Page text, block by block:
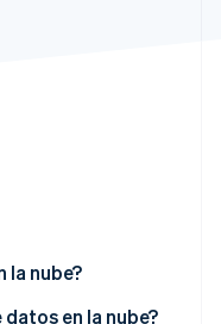
la nube?
en la nube?